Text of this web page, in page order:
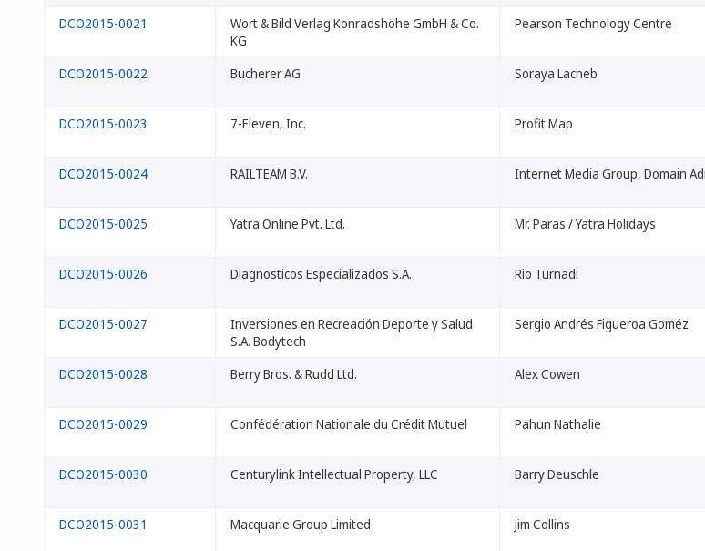
DCO2015-0021
Wort & Bild Verlag Konradshöhe GmbH & Co.
KG
Pearson Technology Centre
DCO2015-0022
Bucherer AG Soraya Lacheb
DCO2015-0023
7-Eleven, Inc. Profit Map
DCO2015-0024
RAILTEAM B.V. Internet Media Group, Domain
DCO2015-0025
Yatra Online Pvt. Ltd. Mr. Paras / Yatra Holidays
DCO2015-0026
Diagnosticos Especializados S.A. Rio Turnadi
DCO2015-0027
Inversiones en Recreación Deporte y Salud
S.A. Bodytech
Sergio Andrés Figueroa Goméz
DCO2015-0028
Berry Bros. & Rudd Ltd. Alex Cowen
DCO2015-0029
Confédération Nationale du Crédit Mutuel Pahun Nathalie
DCO2015-0030
Centurylink Intellectual Property, LLC Barry Deuschle
DCO2015-0031
Macquarie Group Limited Jim Collins